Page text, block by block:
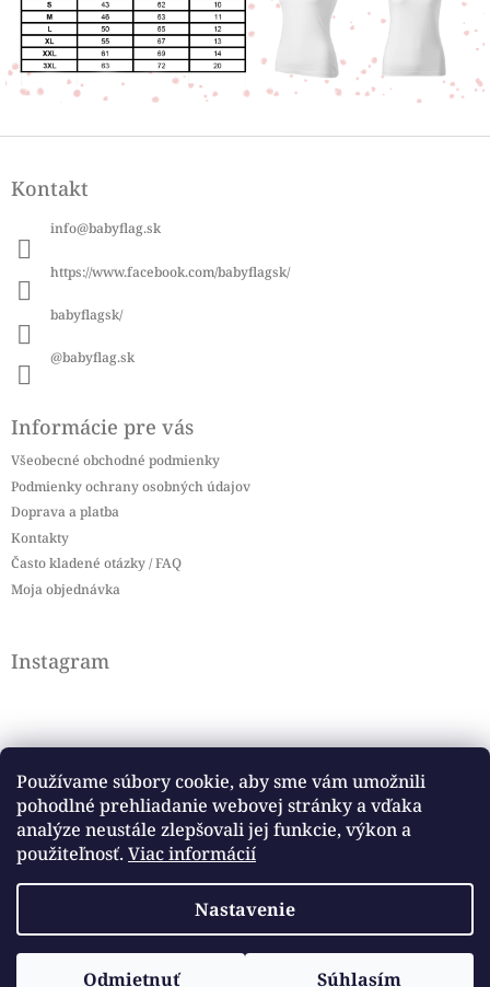
Používame súbory cookie, aby sme vám umožnili
pohodlné prehliadanie webovej stránky a vďaka
analýze neustále zlepšovali jej funkcie, výkon a
použiteľnosť. Viac informácií
Nastavenie
Odmietnuť Súhlasím
pKontakt
info@babyflag.sk
https://www.facebook.com/babyflagsk/
babyflagsk/
@babyflag.sk
Informácie pre vás
Všeobecné obchodné podmienky
Podmienky ochrany osobných údajov
Doprava a platba
Kontakty
Často kladené otázky / FAQ
Moja objednávka
Instagram
Sledovať na Instagrame
Facebook
Vytvoril ShoptetCopyright 2026 . Všetky práva vyhradené.